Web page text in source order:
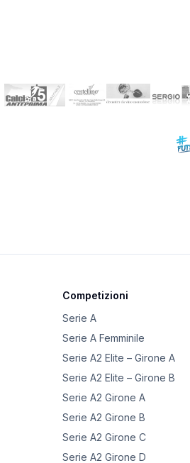
Competizioni
Serie A
Serie A Femminile
Serie A2 Elite – Girone A
Serie A2 Elite – Girone B
Serie A2 Girone A
Serie A2 Girone B
Serie A2 Girone C
Serie A2 Girone D